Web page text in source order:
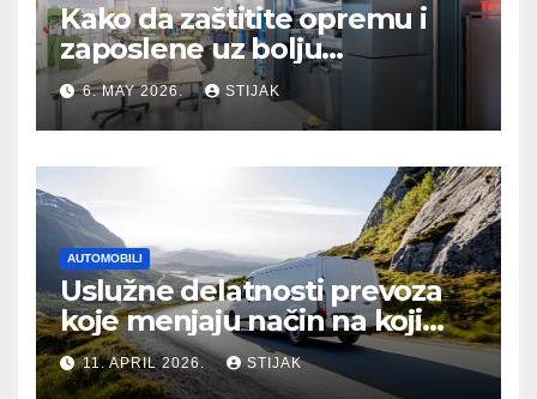
Kako da zaštitite opremu i
zaposlene uz bolju
organizaciju sistema
6. MAY 2026. STIJAK
AUTOMOBILI
Uslužne delatnosti prevoza
koje menjaju način na koji
putujemo
11. APRIL 2026. STIJAK